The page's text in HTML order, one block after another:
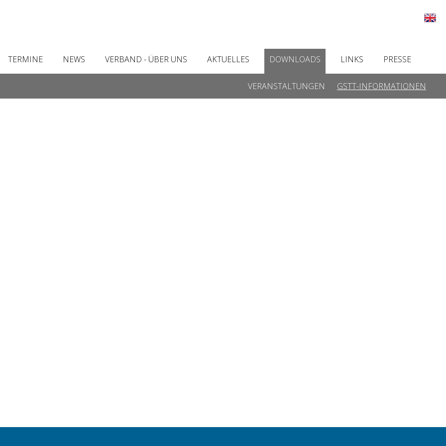
TERMINE NEWS VERBAND - ÜBER UNS AKTUELLES DOWNLOADS
VERANSTALTUNGEN GSTT-INFORMATIONEN
LINKS PRESSE